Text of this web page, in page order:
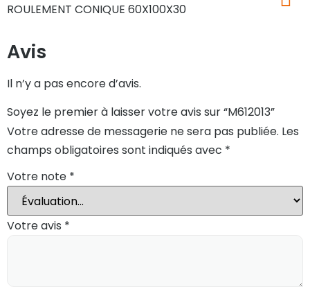
ROULEMENT CONIQUE 60X100X30
Avis
Il n’y a pas encore d’avis.
Soyez le premier à laisser votre avis sur “M612013”
Votre adresse de messagerie ne sera pas publiée. Les
champs obligatoires sont indiqués avec *
Votre note *
Votre avis *